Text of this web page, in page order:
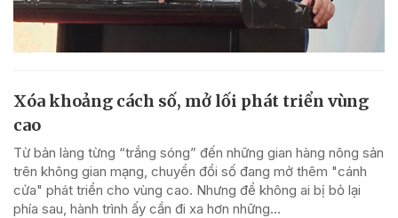
Xóa khoảng cách số, mở lối phát triển vùng
cao
Từ bản làng từng “trắng sóng” đến những gian hàng nông sản
trên không gian mạng, chuyển đổi số đang mở thêm "cánh
cửa" phát triển cho vùng cao. Nhưng để không ai bị bỏ lại
phía sau, hành trình ấy cần đi xa hơn những...